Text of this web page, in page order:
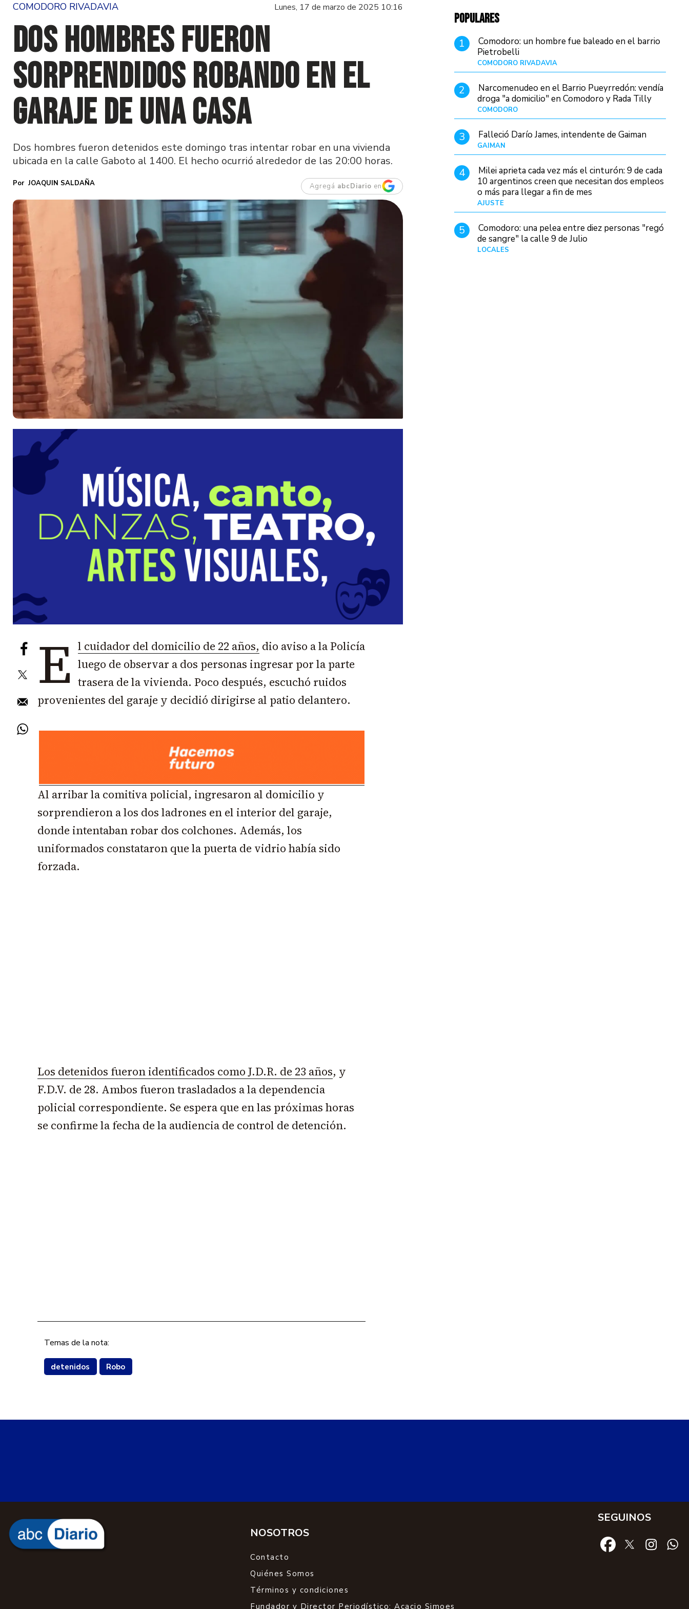
COMODORO RIVADAVIA Lunes, 17 de marzo de 2025 10:16
Dos hombres fueron
sorprendidos robando en el
garaje de una casa
Dos hombres fueron detenidos este domingo tras intentar robar en una vivienda
ubicada en la calle Gaboto al 1400. El hecho ocurrió alrededor de las 20:00 horas.
JOAQUIN SALDAÑA Agregá abcDiario en
E l cuidador del domicilio de 22 años, dio aviso a la Policía
luego de observar a dos personas ingresar por la parte
trasera de la vivienda. Poco después, escuchó ruidos
provenientes del garaje y decidió dirigirse al patio delantero.
Al arribar la comitiva policial, ingresaron al domicilio y
sorprendieron a los dos ladrones en el interior del garaje,
donde intentaban robar dos colchones. Además, los
uniformados constataron que la puerta de vidrio había sido
forzada.
Los detenidos fueron identificados como J.D.R. de 23 años, y
F.D.V. de 28. Ambos fueron trasladados a la dependencia
policial correspondiente. Se espera que en las próximas horas
se confirme la fecha de la audiencia de control de detención.
Temas de la nota:
detenidos Robo
POPULARES
1
Comodoro: un hombre fue baleado en el barrio
Pietrobelli
COMODORO RIVADAVIA
2
Narcomenudeo en el Barrio Pueyrredón: vendía
droga "a domicilio" en Comodoro y Rada Tilly
COMODORO
3 Falleció Darío James, intendente de Gaiman
GAIMAN
4
Milei aprieta cada vez más el cinturón: 9 de cada
10 argentinos creen que necesitan dos empleos
o más para llegar a fin de mes
AJUSTE
5
Comodoro: una pelea entre diez personas "regó
de sangre" la calle 9 de Julio
LOCALES
NOSOTROS
Contacto
Quiénes Somos
Términos y condiciones
Fundador y Director Periodístico: Acacio Simoes
SEGUINOS